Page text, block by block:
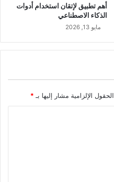
أهم تطبيق لإتقان استخدام أدوات
الذكاء الاصطناعي
مايو 13, 2026
الحقول الإلزامية مشار إليها بـ *